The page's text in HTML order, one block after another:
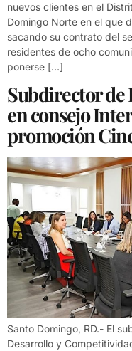
nuevos clientes en el
Domingo Norte en el que
sacando su contrato del
residentes de ocho
ponerse […]
Subdirector
en consejo
promoción
Santo Domingo, RD.- El
Desarrollo y